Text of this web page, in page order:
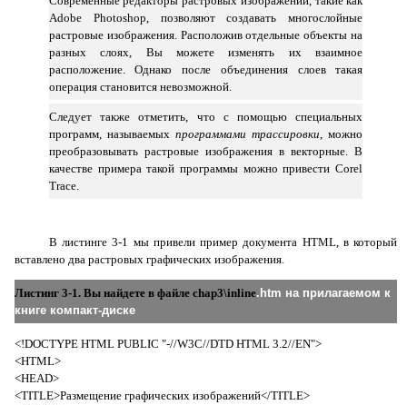
Adobe
Photoshop, позволяют создавать многослойные
растровые изображения. Расположив отдельные объекты на
разных слоях, Вы можете изменять их взаимное
расположение. Однако после объединения слоев такая
операция становится невозможной.
Следует также отметить, что с помощью специальных
программ, называемых программами трассировки, можно
преобразовывать растровые изображения в векторные. В
качестве примера такой программы можно привестиCorel
Trace.
В листинге 3-1 мы привели пример документа HTML, в который
вставлено два растровых графических изображения.
Листинг 3-1. Вы найдете в файле chap3\inline. htm на прилагаемом к
книге компакт-диске
<!DOCTYPE HTML PUBLIC "-//W3C//DTD HTML 3.2//EN">
<HTML>
<HEAD>
<TITLE>Размещение графических изображений</TITLE>